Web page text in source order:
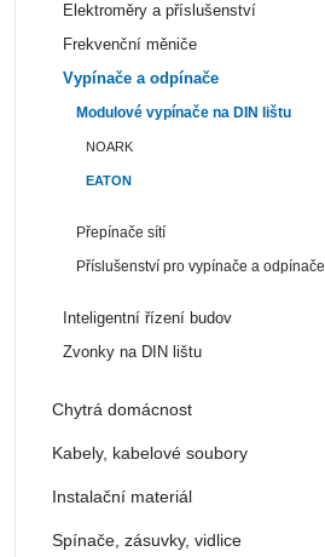
Elektroměry a příslušenství
Frekvenční měniče
Vypínače a odpínače
Modulové vypínače na DIN lištu
NOARK
EATON
Přepínače sítí
Příslušenství pro vypínače a odpínače
Inteligentní řízení budov
Zvonky na DIN lištu
Chytrá domácnost
Kabely, kabelové soubory
Instalační materiál
Spínače, zásuvky, vidlice